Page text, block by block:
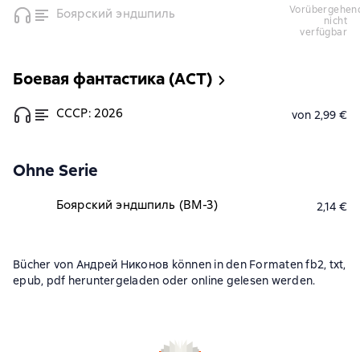
Боярский эндшпиль
vorübergehend
nicht
verfügbar
Боевая фантастика (АСТ)
СССР: 2026 von 2,99 €
Ohne Serie
Боярский эндшпиль (ВМ-3) 2,14 €
Bücher von Андрей Никонов können in den Formaten fb2, txt,
epub, pdf heruntergeladen oder online gelesen werden.